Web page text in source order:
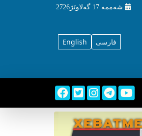
شه‌ممه‌ 17 گه‌لاوێژ2726
English فارسی